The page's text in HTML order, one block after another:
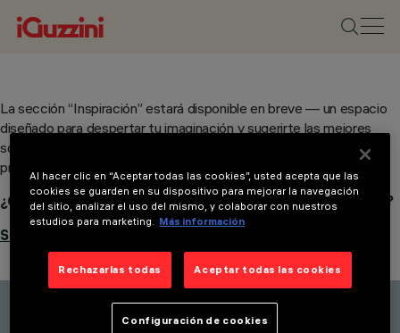
La sección “Inspiración” estará disponible en breve — un espacio
diseñado para despertar tu imaginación y sugerirte las mejores
soluciones para dar forma a la luz — y a la sombra — en tus
proyectos.
¿Quieres que te avisemos cuando la página esté disponible?
Suscríbete a nuestro boletín.
Al hacer clic en “Aceptar todas las cookies”, usted acepta que las
cookies se guarden en su dispositivo para mejorar la navegación
del sitio, analizar el uso del mismo, y colaborar con nuestros
estudios para marketing. Más información
Rechazarlas todas Aceptar todas las cookies
Configuración de cookies